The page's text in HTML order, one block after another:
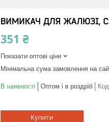
ВИМИКАЧ ДЛЯ ЖАЛЮЗІ,
351 ₴
Показати оптові ціни
Мінімальна сума замовлення на
В наявності Оптом і в роздріб
Купити